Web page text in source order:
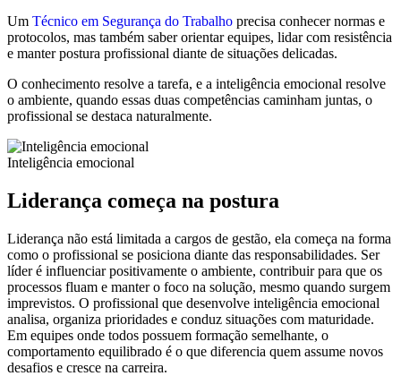
Um Técnico em Segurança do Trabalho precisa conhecer normas e
protocolos, mas também saber orientar equipes, lidar com resistência
e manter postura profissional diante de situações delicadas.
O conhecimento resolve a tarefa, e a inteligência emocional resolve
o ambiente, quando essas duas competências caminham juntas, o
profissional se destaca naturalmente.
Inteligência emocional
Liderança começa na postura
Liderança não está limitada a cargos de gestão, ela começa na forma
como o profissional se posiciona diante das responsabilidades. Ser
líder é influenciar positivamente o ambiente, contribuir para que os
processos fluam e manter o foco na solução, mesmo quando surgem
imprevistos. O profissional que desenvolve inteligência emocional
analisa, organiza prioridades e conduz situações com maturidade.
Em equipes onde todos possuem formação semelhante, o
comportamento equilibrado é o que diferencia quem assume novos
desafios e cresce na carreira.